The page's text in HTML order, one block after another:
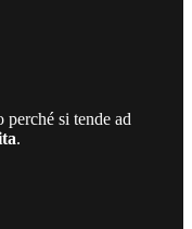
perché si tende ad
.